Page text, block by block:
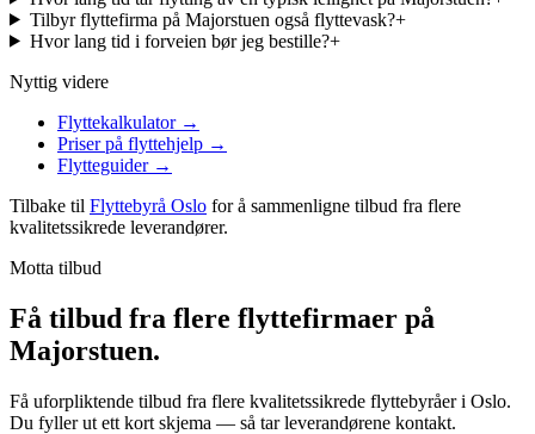
Tilbyr flyttefirma på Majorstuen også flyttevask?+
Hvor lang tid i forveien bør jeg bestille?+
Nyttig videre
Flyttekalkulator→
Priser på flyttehjelp →
Flytteguider→
Tilbake til Flyttebyrå Oslo for å sammenligne tilbud fra flere
kvalitetssikrede leverandører.
Motta tilbud
Få tilbud fra flere flyttefirmaer på
Majorstuen.
Få uforpliktende tilbud fra flere kvalitetssikrede flyttebyråer i Oslo.
Du fyller ut ett kort skjema — så tar leverandørene kontakt.